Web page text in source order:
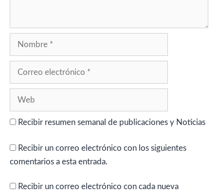
Recibir resumen semanal de publicaciones y Noticias
Recibir un correo electrónico con los siguientes
comentarios a esta entrada.
Recibir un correo electrónico con cada nueva